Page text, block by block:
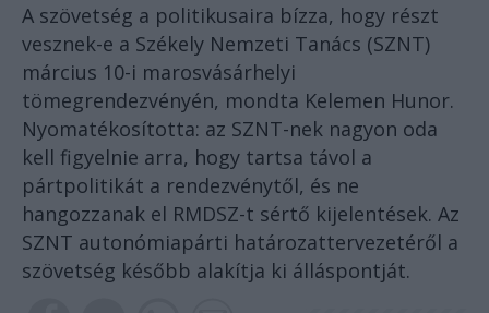
A szövetség a politikusaira bízza, hogy részt
vesznek-e a Székely Nemzeti Tanács (SZNT)
március 10-i marosvásárhelyi
tömegrendezvényén, mondta Kelemen Hunor.
Nyomatékosította: az SZNT-nek nagyon oda
kell figyelnie arra, hogy tartsa távol a
pártpolitikát a rendezvénytől, és ne
hangozzanak el RMDSZ-t sértő kijelentések. Az
SZNT autonómiapárti határozattervezetéről a
szövetség később alakítja ki álláspontját.